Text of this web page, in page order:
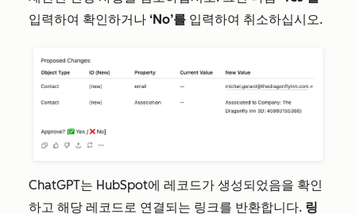
입력하여 확인하거나 ‘No’를 입력하여 취소하십시오.
ChatGPT는 HubSpot에 레코드가 생성되었음을 확인
하고 해당 레코드로 연결되는 링크를 반환합니다. 링